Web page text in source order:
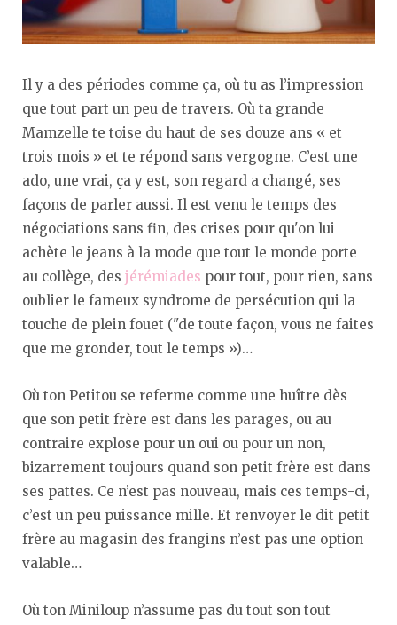
Il y a des périodes comme ça, où tu as l’impression
que tout part un peu de travers. Où ta grande
Mamzelle te toise du haut de ses douze ans « et
trois mois » et te répond sans vergogne. C’est une
ado, une vrai, ça y est, son regard a changé, ses
façons de parler aussi. Il est venu le temps des
négociations sans fin, des crises pour qu'on lui
achète le jeans à la mode que tout le monde porte
au collège, des jérémiades pour tout, pour rien, sans
oublier le fameux syndrome de persécution qui la
touche de plein fouet ("de toute façon, vous ne faites
que me gronder, tout le temps »)…
Où ton Petitou se referme comme une huître dès
que son petit frère est dans les parages, ou au
contraire explose pour un oui ou pour un non,
bizarrement toujours quand son petit frère est dans
ses pattes. Ce n’est pas nouveau, mais ces temps-ci,
c’est un peu puissance mille. Et renvoyer le dit petit
frère au magasin des frangins n’est pas une option
valable…
Où ton Miniloup n’assume pas du tout son tout